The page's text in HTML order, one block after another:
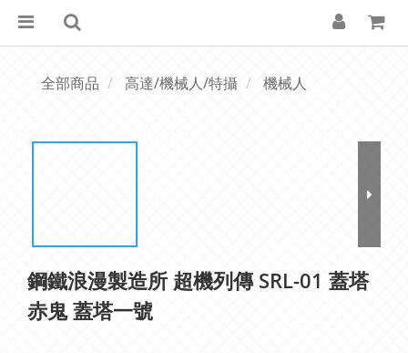
全部商品 高達/機械人/特攝 機械人
鋼鐵浪漫製造所 超機列傳 SRL-01 蓋塔
赤鬼 蓋塔一號